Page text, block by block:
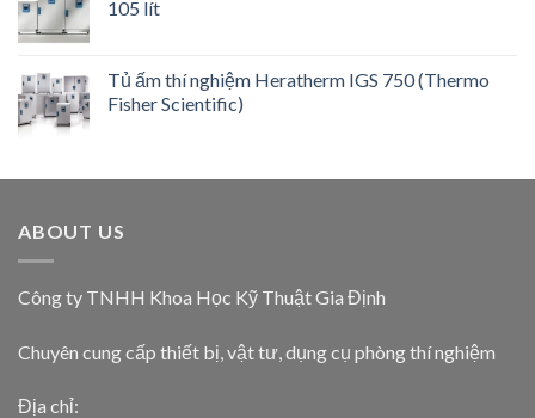
105 lít
Tủ ấm thí nghiệm Heratherm IGS 750 (Thermo
Fisher Scientific)
ABOUT US
Công ty TNHH Khoa Học Kỹ Thuật Gia Định
Chuyên cung cấp thiết bị, vật tư, dụng cụ phòng thí nghiệm
Địa chỉ: